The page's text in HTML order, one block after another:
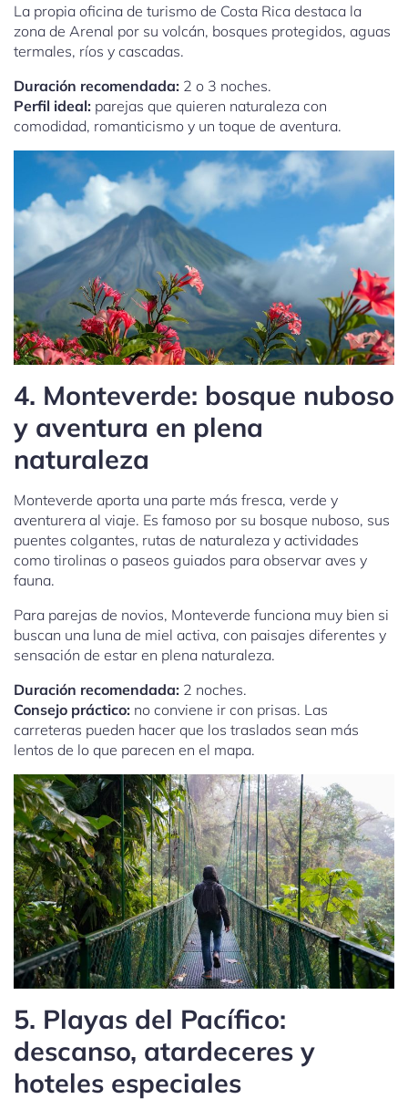
La propia oficina de turismo de Costa Rica destaca la
zona de Arenal por su volcán, bosques protegidos, aguas
termales, ríos y cascadas.
Duración recomendada: 2 o 3 noches.
Perfil ideal: parejas que quieren naturaleza con
comodidad, romanticismo y un toque de aventura.
4. Monteverde: bosque nuboso
y aventura en plena
naturaleza
Monteverde aporta una parte más fresca, verde y
aventurera al viaje. Es famoso por su bosque nuboso, sus
puentes colgantes, rutas de naturaleza y actividades
como tirolinas o paseos guiados para observar aves y
fauna.
Para parejas de novios, Monteverde funciona muy bien si
buscan una luna de miel activa, con paisajes diferentes y
sensación de estar en plena naturaleza.
Duración recomendada: 2 noches.
Consejo práctico: no conviene ir con prisas. Las
carreteras pueden hacer que los traslados sean más
lentos de lo que parecen en el mapa.
5. Playas del Pacífico:
descanso, atardeceres y
hoteles especiales